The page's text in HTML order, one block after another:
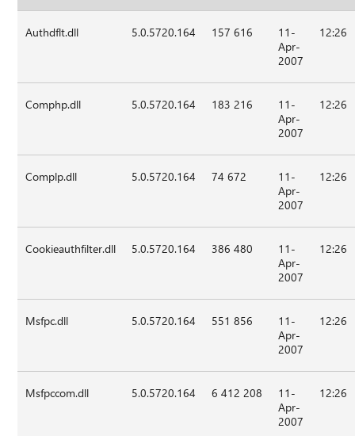
Authdflt.dll 5.0.5720.164 157 616
11-
Apr-
2007
12:26
Comphp.dll 5.0.5720.164 183 216
11-
Apr-
2007
12:26
Complp.dll 5.0.5720.164 74 672
11-
Apr-
2007
12:26
Cookieauthfilter.dll 5.0.5720.164 386 480
11-
Apr-
2007
12:26
Msfpc.dll 5.0.5720.164 551 856
11-
Apr-
2007
12:26
Msfpccom.dll 5.0.5720.164 6 412 208
11-
Apr-
2007
12:26